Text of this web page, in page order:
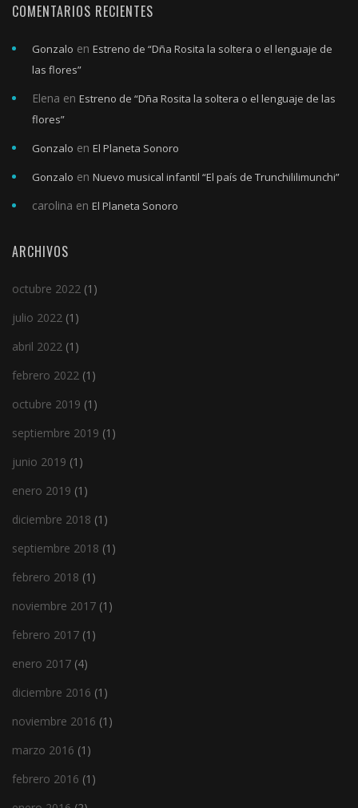
COMENTARIOS RECIENTES
Gonzalo en Estreno de “Dña Rosita la soltera o el lenguaje de
las flores”
Elena en Estreno de “Dña Rosita la soltera o el lenguaje de las
flores”
Gonzalo en El Planeta Sonoro
Gonzalo en Nuevo musical infantil “El país de Trunchililimunchi”
carolina en El Planeta Sonoro
ARCHIVOS
octubre 2022 (1)
julio 2022 (1)
abril 2022 (1)
febrero 2022 (1)
octubre 2019 (1)
septiembre 2019 (1)
junio 2019 (1)
enero 2019 (1)
diciembre 2018 (1)
septiembre 2018 (1)
febrero 2018 (1)
noviembre 2017 (1)
febrero 2017 (1)
enero 2017 (4)
diciembre 2016 (1)
noviembre 2016 (1)
marzo 2016 (1)
febrero 2016 (1)